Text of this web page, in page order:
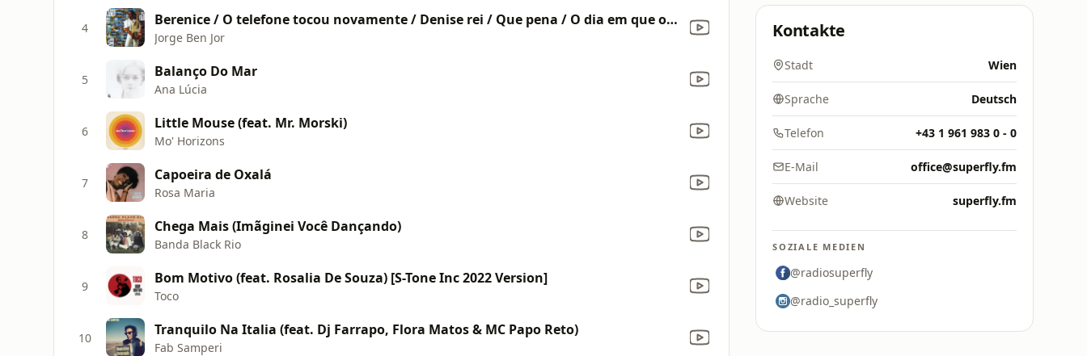
4 Berenice / O telefone tocou novamente / Denise rei / Que pena / O dia em que o sol declarou o seu amor pela terra (Ao vivo)
Jorge Ben Jor
5 Balanço Do Mar
Ana Lúcia
6 Little Mouse (feat. Mr. Morski)
Mo' Horizons
7 Capoeira de Oxalá
Rosa Maria
8 Chega Mais (Imãginei Você Dançando)
Banda Black Rio
9 Bom Motivo (feat. Rosalia De Souza) [S-Tone Inc 2022 Version]
Toco
10 Tranquilo Na Italia (feat. Dj Farrapo, Flora Matos & MC Papo Reto)
Fab Samperi
Kontakte
Stadt Wien
Sprache Deutsch
Telefon +43 1 961 983 0 - 0
E-Mail office@superfly.fm
Website superfly.fm
SOZIALE MEDIEN
@radiosuperfly
@radio_superfly